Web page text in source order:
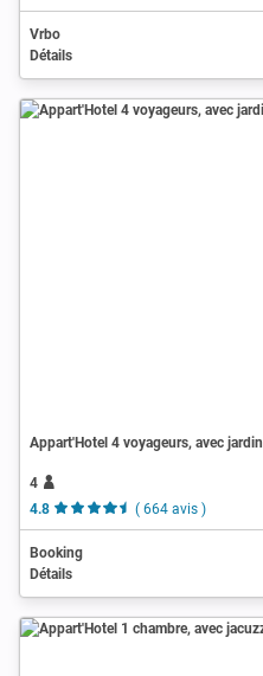
Vrbo
Détails
Appart'Hotel 4 voyageurs, avec jardin
4
4.8
( 664 avis )
Booking
Détails